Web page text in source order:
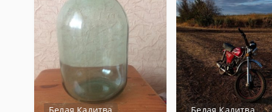
Белая Калитва Белая Калитва